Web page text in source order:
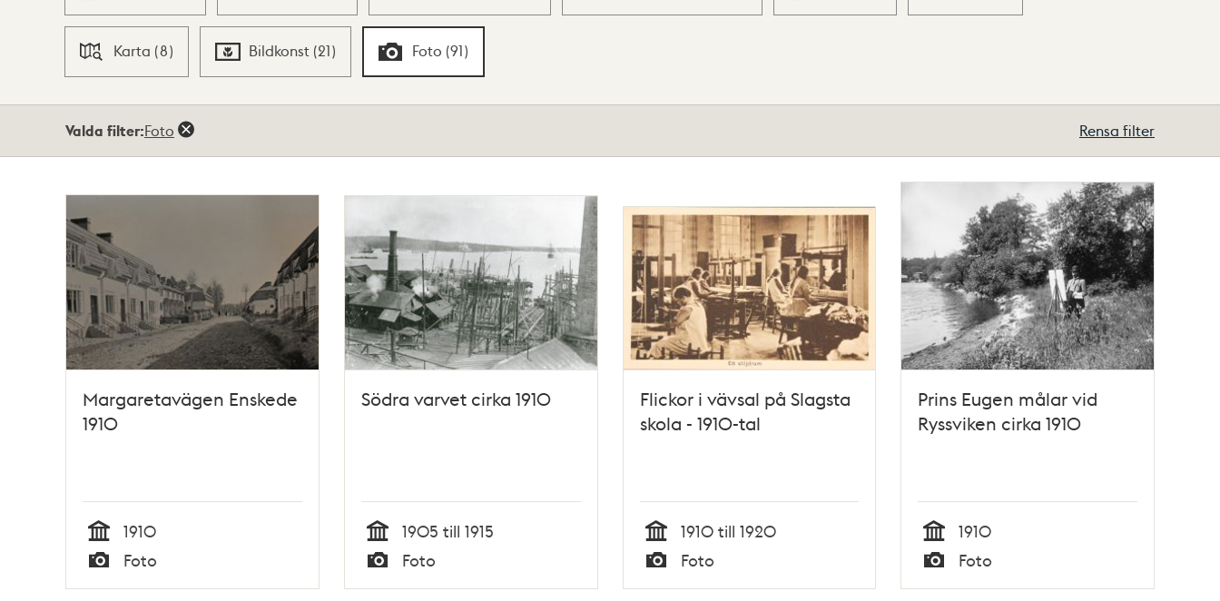
Karta (8) Bildkonst (21) Foto (91)
Valda filter:Foto Rensa filter
Margaretavägen Enskede
1910
Tid
1910
Typ
Foto
Södra varvet cirka 1910
Tid
1905 till 1915
Typ
Foto
Flickor i vävsal på Slagsta
skola - 1910-tal
Tid
1910 till 1920
Typ
Foto
Prins Eugen målar vid
Ryssviken cirka 1910
Tid
1910
Typ
Foto